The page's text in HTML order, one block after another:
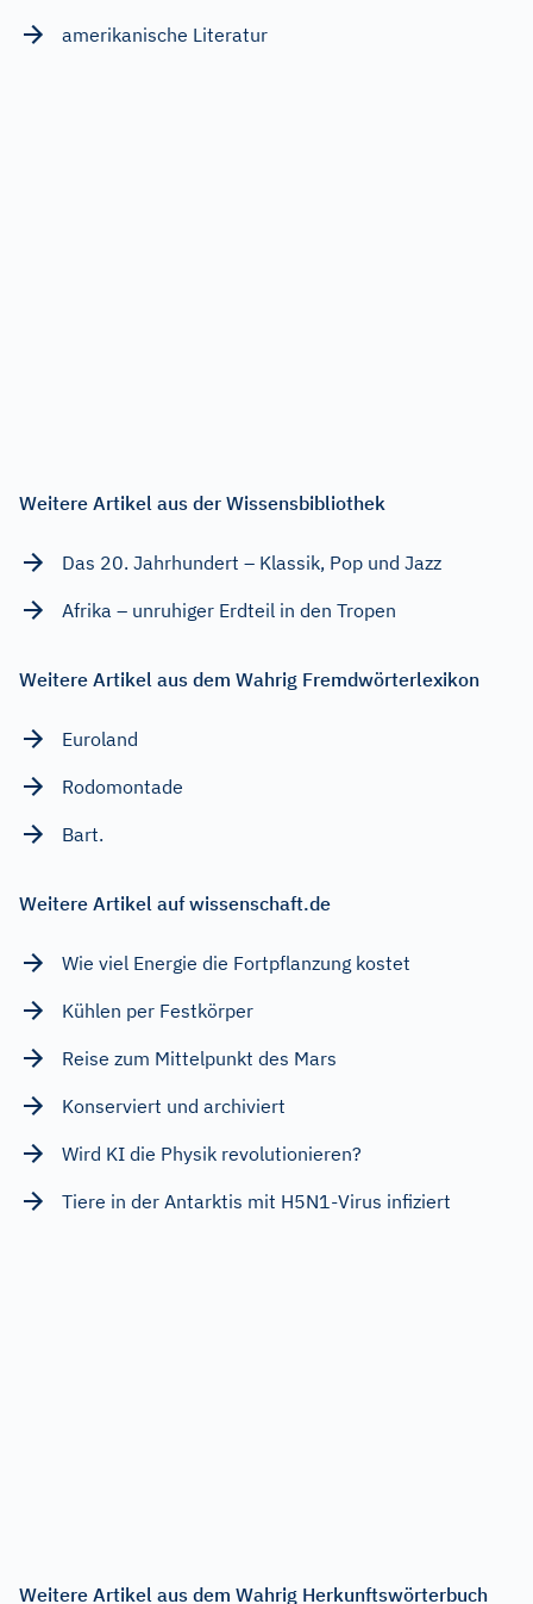
amerikanische Literatur
Weitere Artikel aus der Wissensbibliothek
Das 20. Jahrhundert – Klassik, Pop und Jazz
Afrika – unruhiger Erdteil in den Tropen
Weitere Artikel aus dem Wahrig Fremdwörterlexikon
Euroland
Rodomontade
Bart.
Weitere Artikel auf wissenschaft.de
Wie viel Energie die Fortpflanzung kostet
Kühlen per Festkörper
Reise zum Mittelpunkt des Mars
Konserviert und archiviert
Wird KI die Physik revolutionieren?
Tiere in der Antarktis mit H5N1-Virus infiziert
Weitere Artikel aus dem Wahrig Herkunftswörterbuch